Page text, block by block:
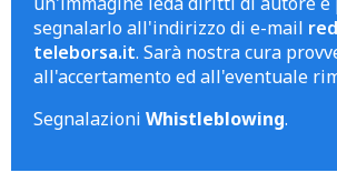
segnalarlo all'indirizzo di e-mail
teleborsa.it. Sarà nostra cura
all'accertamento ed all'eventuale
Segnalazioni Whistleblowing.